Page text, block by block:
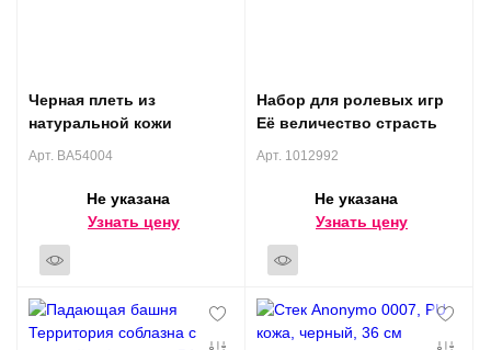
Черная плеть из
натуральной кожи
Арт. BA54004
Не указана
Узнать цену
Набор для ролевых игр
Её величество страсть
Арт. 1012992
Не указана
Узнать цену